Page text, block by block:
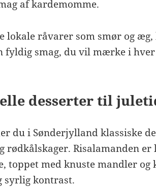
af kardemomme.
lokale råvarer som smør og
fyldig smag, du vil mærke i
desserter til
du i Sønderjylland klassiske
rødkålskager. Risalamanden
toppet med knuste mandler
syrlig kontrast.